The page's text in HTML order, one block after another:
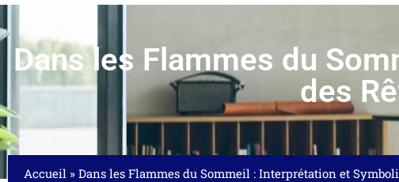
Dans les Flammes du
des
Accueil » Dans les Flammes du Sommeil : Interprétation et